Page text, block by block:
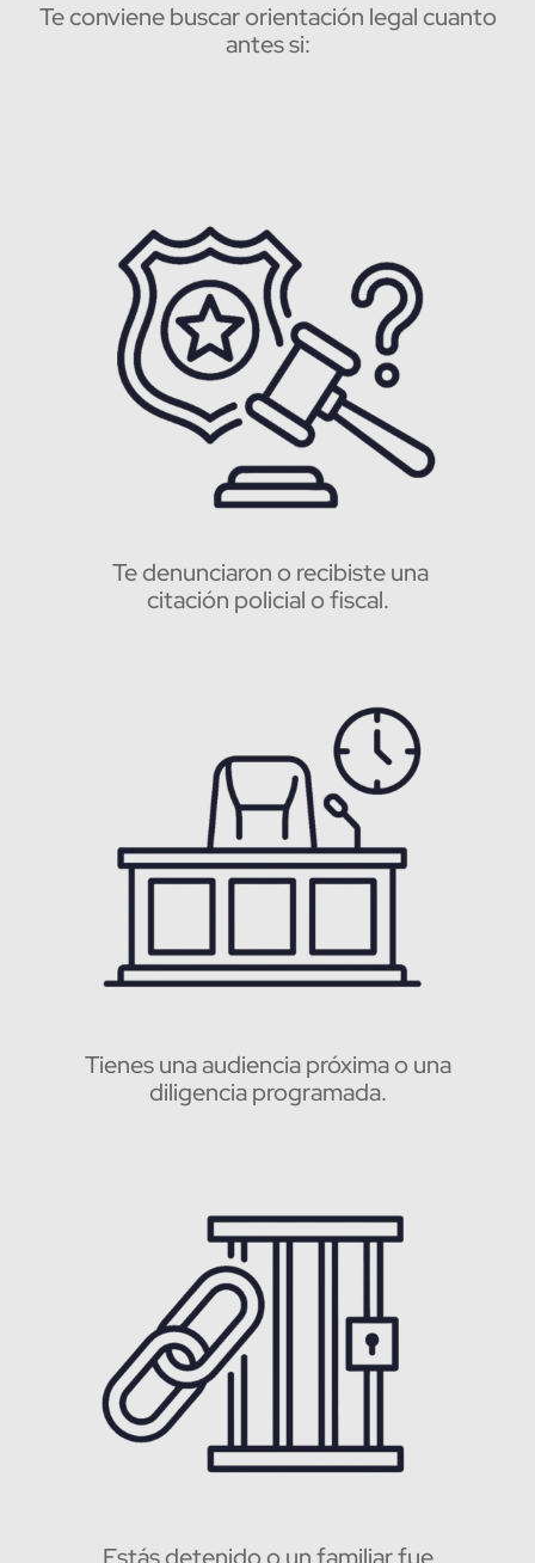
Te conviene buscar orientación legal cuanto
antes si:
Te denunciaron o recibiste una
citación policial o fiscal.
Tienes una audiencia próxima o una
diligencia programada.